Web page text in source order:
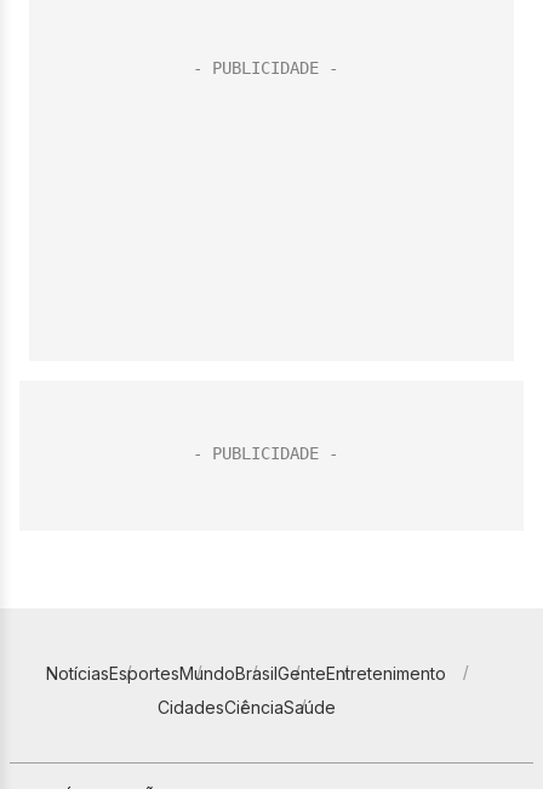
NotíciasEsportesMundoBrasilGenteEntretenimento
CidadesCiênciaSaúde